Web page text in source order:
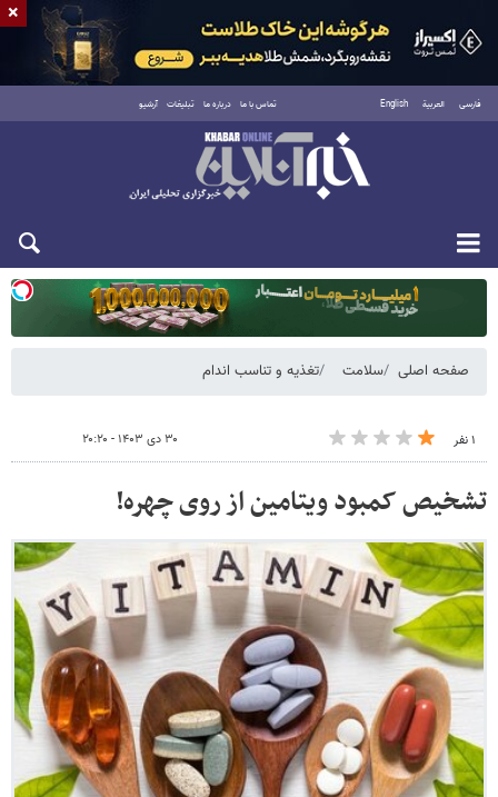
فارسی العربية English تماس با ما درباره ما تبلیغات آرشیو
یکشنبه ۱۸ مرداد ۱۴۰۵
صفحه اصلی سلامت تغذیه و تناسب اندام
۱ نفر ۳۰ دی ۱۴۰۳ - ۲۰:۲۰
تشخیص کمبود ویتامین از روی چهره!
×